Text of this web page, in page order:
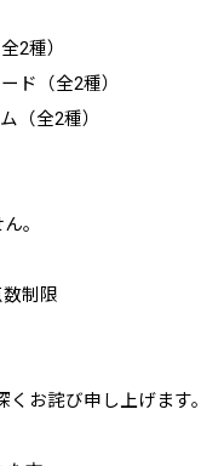
2種）
ド（全2種）
（全2種）
。
数制限
お詫び申し上げます。